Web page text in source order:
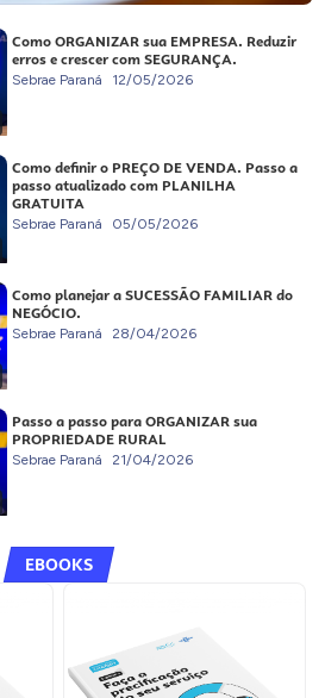
Como ORGANIZAR sua EMPRESA. Reduzir
erros e crescer com SEGURANÇA.
Sebrae Paraná 12/05/2026
Como definir o PREÇO DE VENDA. Passo a
passo atualizado com PLANILHA
GRATUITA
Sebrae Paraná 05/05/2026
Como planejar a SUCESSÃO FAMILIAR do
NEGÓCIO.
Sebrae Paraná 28/04/2026
Passo a passo para ORGANIZAR sua
PROPRIEDADE RURAL
Sebrae Paraná 21/04/2026
EBOOKS